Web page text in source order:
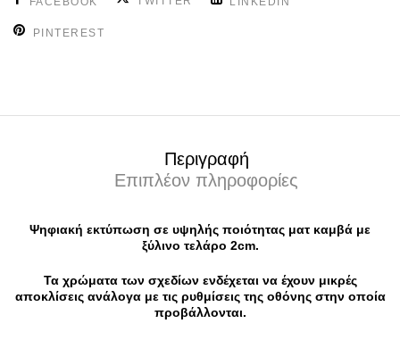
PINTEREST
Περιγραφή
Επιπλέον πληροφορίες
Ψηφιακή εκτύπωση σε υψηλής ποιότητας ματ καμβά με
ξύλινο τελάρο 2cm.
Τα χρώματα των σχεδίων ενδέχεται να έχουν μικρές
αποκλίσεις ανάλογα με τις ρυθμίσεις της οθόνης στην οποία
προβάλλονται.